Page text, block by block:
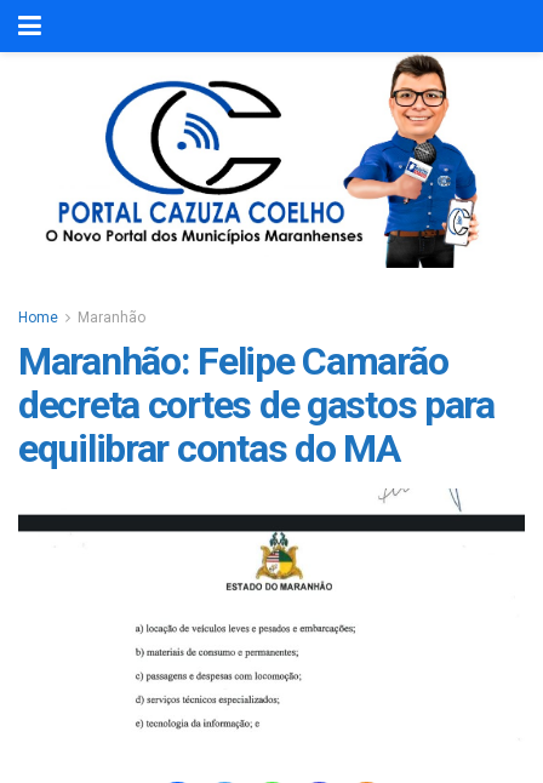
Home Maranhão
Maranhão: Felipe Camarão
decreta cortes de gastos para
equilibrar contas do MA